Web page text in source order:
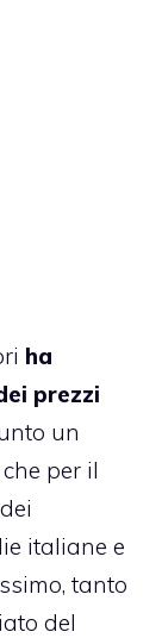
ha
prezzi
un
per il
italiane e
tanto
del